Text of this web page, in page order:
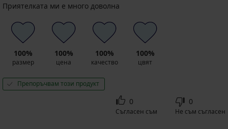
Приятелката ми е много доволна
100%
размер
100%
цена
100%
качество
100%
цвят
Препоръчвам този продукт
0
Съгласен съм
0
Не съм съгласен